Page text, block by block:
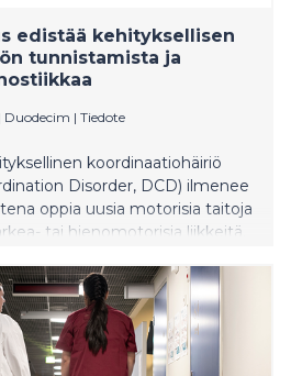
edistää kehityksellisen
tunnistamista ja
Duodecim | Tiedote
koordinaatiohäiriö
Disorder, DCD) ilmenee
oppia uusia motorisia taitoja
tai hienomotorisia liikkeitä.
yhteistyönä. Se
parissa työskenteleville